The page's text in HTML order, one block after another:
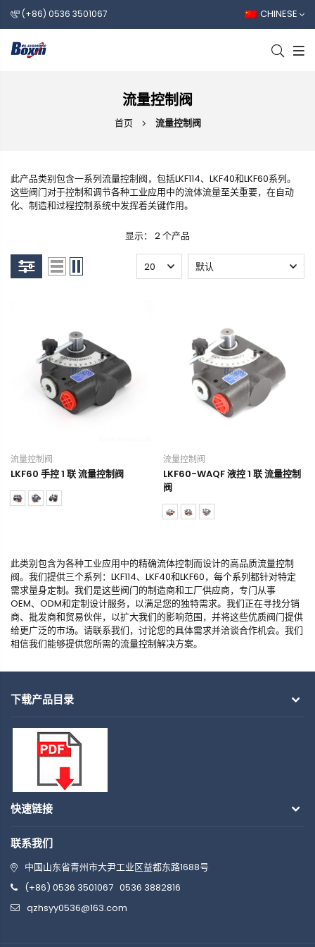
(+86) 0536 3501067 CHINESE
流量控制阀
首页 流量控制阀
此产品类别包含一系列流量控制阀，包括LKF114、LKF40和LKF60系列。
这些阀门对于控制和调节各种工业应用中的流体流量至关重要，在自动
化、制造和过程控制系统中发挥着关键作用。
显示： 2 个产品
流量控制阀
LKF60 手控 1 联 流量控制阀
流量控制阀
LKF60-WAQF 液控 1 联 流量控制
阀
此类别包含为各种工业应用中的精确流体控制而设计的高品质流量控制
阀。我们提供三个系列：LKF114、LKF40和LKF60，每个系列都针对特定
需求量身定制。我们是这些阀门的制造商和工厂供应商，专门从事
OEM、ODM和定制设计服务，以满足您的独特需求。我们正在寻找分销
商、批发商和贸易伙伴，以扩大我们的影响范围，并将这些优质阀门提供
给更广泛的市场。请联系我们，讨论您的具体需求并洽谈合作机会。我们
相信我们能够提供您所需的流量控制解决方案。
下载产品目录
快速链接
联系我们
中国山东省青州市大尹工业区益都东路1688号
(+86) 0536 3501067 0536 3882816
qzhsyy0536@163.com